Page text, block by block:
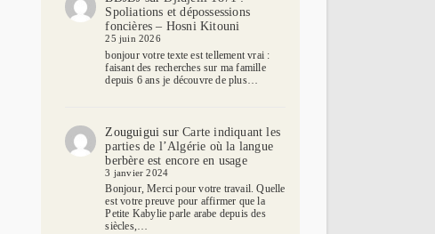
Spoliations et dépossessions
foncières – Hosni Kitouni
25 juin 2026
bonjour votre texte est tellement vrai :
faisant des recherches sur ma famille
depuis 6 ans je découvre de plus…
Zouguigui surCarte indiquant les
parties de l’Algérie où la langue
berbère est encore en usage
3 janvier 2024
Bonjour, Merci pour votre travail. Quelle
est votre preuve pour affirmer que la
Petite Kabylie parle arabe depuis des
siècles,…